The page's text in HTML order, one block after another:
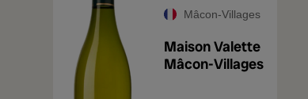
Mâcon-Villages
Maison Valette
Mâcon-Villages